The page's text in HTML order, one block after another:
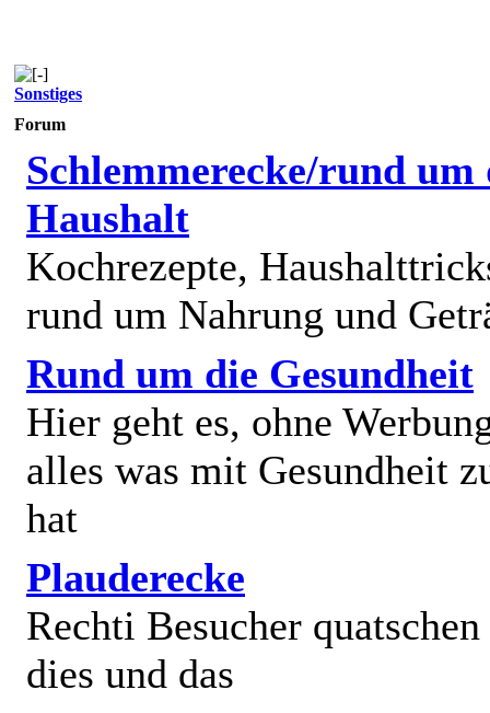
Sonstiges
Forum
Schlemmerecke/rund um
Haushalt
Kochrezepte,
rund um Nahrung und
Rund um die Gesundheit
Hier geht es, ohne
alles was mit Gesundheit
hat
Plauderecke
Rechti Besucher
dies und das